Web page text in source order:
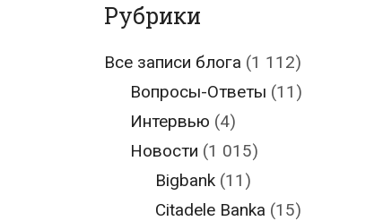
Рубрики
Все записи блога (1 112)
Вопросы-Ответы (11)
Интервью (4)
Новости (1 015)
Bigbank (11)
Citadele Banka (15)